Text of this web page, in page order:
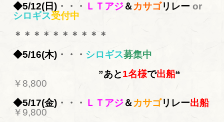
◆5/12(日) ・・・ ＬＴアジ＆カサゴリレー or
シロギス受付中
＊＊＊＊＊＊＊＊＊＊
◆5/16(木) ・・・ シロギス募集中
”あと1名様で出船“
￥8,800
◆5/17(金) ・・・ ＬＴアジ＆カサゴリレー出船
￥9,800